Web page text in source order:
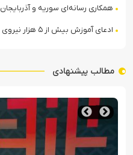
همکاری رسانه‌ای سوریه و آذربایجان
ادعای آموزش بیش از ۵ هزار نیروی سومالیایی با نظارت عربستان
مطالب پیشنهادی